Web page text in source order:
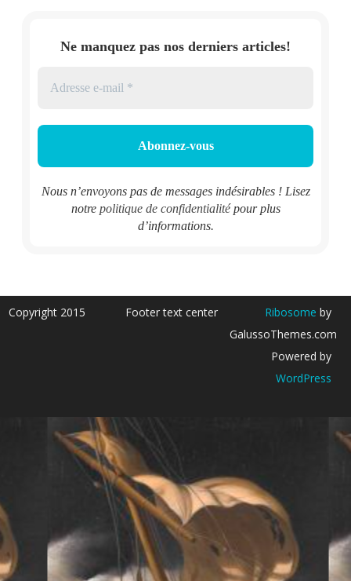
Ne manquez pas nos derniers articles!
Nous n’envoyons pas de messages indésirables ! Lisez
notre politique de confidentialitépour plus
d’informations.
Copyright 2015 Footer text center Ribosome by
GalussoThemes.com
Powered by
WordPress